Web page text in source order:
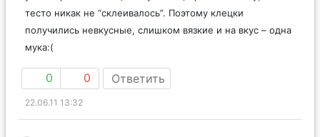
тесто никак не “склеивалось”. Поэтому клецки
получились невкусные, слишком вязкие и на вкус – одна
мука:(
0 0 Ответить
22.06.11 13:32